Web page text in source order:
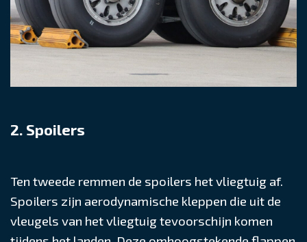
2. Spoilers
Ten tweede remmen de spoilers het vliegtuig af.
Spoilers zijn aerodynamische kleppen die uit de
vleugels van het vliegtuig tevoorschijn komen